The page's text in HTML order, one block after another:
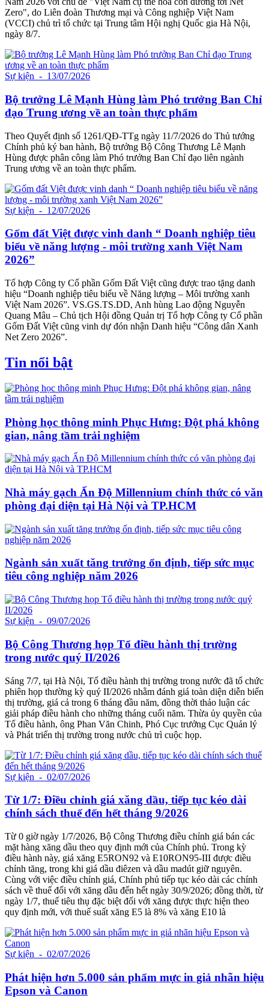
Zero", do Liên đoàn Thương mại và Công nghiệp Việt Nam
(VCCI) chủ trì tổ chức tại Trung tâm Hội nghị Quốc gia Hà Nội,
ngày 8/7.
Sự kiện - 13/07/2026
Bộ trưởng Lê Mạnh Hùng làm Phó trưởng Ban Chỉ
đạo Trung ương về an toàn thực phẩm
Theo Quyết định số 1261/QĐ-TTg ngày 11/7/2026 do Thủ tướng
Chính phủ ký ban hành, Bộ trưởng Bộ Công Thương Lê Mạnh
Hùng được phân công làm Phó trưởng Ban Chỉ đạo liên ngành
Trung ương về an toàn thực phẩm.
Sự kiện - 12/07/2026
Gốm đất Việt được vinh danh “ Doanh nghiệp tiêu
biểu về năng lượng - môi trường xanh Việt Nam
2026”
Tổ hợp Công ty Cổ phần Gốm Đất Việt cũng được trao tặng danh
hiệu “Doanh nghiệp tiêu biểu về Năng lượng – Môi trường xanh
Việt Nam 2026”. VS.GS.TS.DD, Anh hùng Lao động Nguyễn
Quang Mâu – Chủ tịch Hội đồng Quản trị Tổ hợp Công ty Cổ phần
Gốm Đất Việt cũng vinh dự đón nhận Danh hiệu “Công dân Xanh
Net Zero 2026”.
Tin nổi bật
Phòng học thông minh Phục Hưng: Đột phá không
gian, nâng tầm trải nghiệm
Nhà máy gạch Ấn Độ Millennium chính thức có văn
phòng đại diện tại Hà Nội và TP.HCM
Ngành sản xuất tăng trưởng ổn định, tiếp sức mục
tiêu công nghiệp năm 2026
Sự kiện - 09/07/2026
Bộ Công Thương họp Tổ điều hành thị trường
trong nước quý II/2026
Sáng 7/7, tại Hà Nội, Tổ điều hành thị trường trong nước đã tổ chức
phiên họp thường kỳ quý II/2026 nhằm đánh giá toàn diện diễn biến
thị trường, giá cả trong 6 tháng đầu năm, đồng thời thảo luận các
giải pháp điều hành cho những tháng cuối năm. Thừa ủy quyền của
Tổ điều hành, ông Phan Văn Chinh, Phó Cục trưởng Cục Quản lý
và Phát triển thị trường trong nước chủ trì cuộc họp.
Sự kiện - 02/07/2026
Từ 1/7: Điều chỉnh giá xăng dầu, tiếp tục kéo dài
chính sách thuế đến hết tháng 9/2026
Từ 0 giờ ngày 1/7/2026, Bộ Công Thương điều chỉnh giá bán các
mặt hàng xăng dầu theo quy định mới của Chính phủ. Trong kỳ
điều hành này, giá xăng E5RON92 và E10RON95-III được điều
chỉnh tăng, trong khi giá dầu điêzen và dầu madút giữ nguyên.
Cùng với việc điều chỉnh giá, Chính phủ tiếp tục kéo dài các chính
sách về thuế đối với xăng dầu đến hết ngày 30/9/2026; đồng thời, từ
ngày 1/7, thuế tiêu thụ đặc biệt đối với xăng được thực hiện theo
quy định mới, với thuế suất xăng E5 là 8% và xăng E10 là
Sự kiện - 02/07/2026
Phát hiện hơn 5.000 sản phẩm mực in giả nhãn hiệu
Epson và Canon